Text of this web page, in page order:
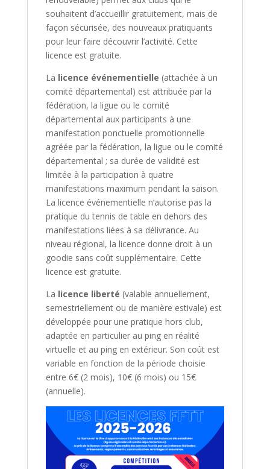
souhaitent d’accueillir gratuitement, mais de
façon sécurisée, des nouveaux pratiquants
pour leur faire découvrir l’activité. Cette
licence est gratuite.
La licence événementielle (attachée à un
comité départemental) est attribuée par la
fédération, la ligue ou le comité
départemental aux participants à une
manifestation ponctuelle promotionnelle
agréée par la fédération, la ligue ou le comité
départemental ; sa durée de validité est
limitée à la participation à quatre
manifestations maximum pendant la saison.
La licence événementielle n’autorise pas la
pratique du tennis de table en dehors des
manifestations liées à sa délivrance. Au
niveau régional, la licence donne droit à un
goodie sans coût supplémentaire. Cette
licence est gratuite.
La licence liberté (valable annuellement,
semestriellement ou de manière estivale) est
développée pour une pratique hors club,
adaptée en particulier au ping en réalité
virtuelle et au ping en extérieur. Son coût est
variable en fonction de la période choisie
entre 6€ (2 mois), 10€ (6 mois) ou 15€
(annuelle).